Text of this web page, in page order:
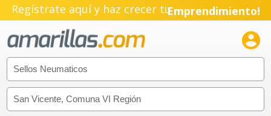
Regístrate aquí y haz crecer tuEmprendimiento!
